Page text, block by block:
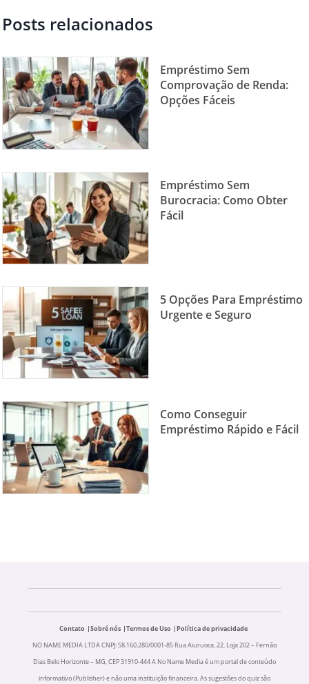
Posts relacionados
Empréstimo Sem
Comprovação de Renda:
Opções Fáceis
Empréstimo Sem
Burocracia: Como Obter
Fácil
5 Opções Para Empréstimo
Urgente e Seguro
Como Conseguir
Empréstimo Rápido e Fácil
Contato Sobré nós Termos de Uso
Política de privacidade
NO NAME MEDIA LTDA CNPJ: 58.160.280/0001-85 Rua Aiuruoca, 22, Loja 202 – Fernão
Dias Belo Horizonte – MG, CEP 31910-444 A No Name Media é um portal de conteúdo
informativo (Publisher) e não uma instituição financeira. As sugestões do quiz são